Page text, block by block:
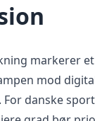
markerer
mod
danske